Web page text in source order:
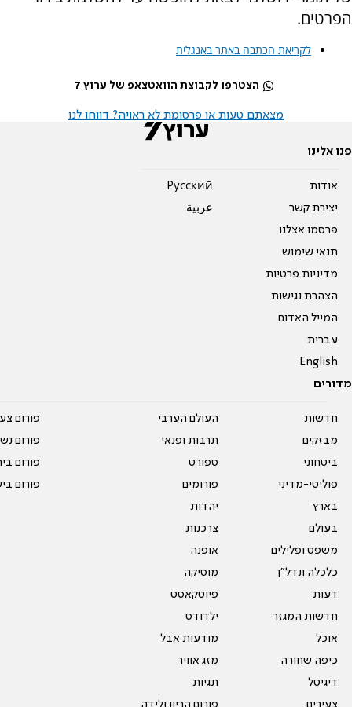
הפרטים.
לקריאת הכתבה באתר באנגלית
הצטרפו לקבוצת הוואטצאפ של ערוץ 7
מצאתם טעות או פרסומת לא ראויה? דווחו לנו
פנו אלינו
אודות
יצירת קשר
פרסמו אצלנו
תנאי שימוש
מדיניות פרטיות
הצהרת נגישות
המייל האדום
עברית
English
Pусский
عربية
מדורים
חדשות
מבזקים
ביטחוני
פוליטי-מדיני
בארץ
בעולם
משפט ופלילים
כלכלה ונדל"ן
דעות
חדשות המגזר
אוכל
כיפה שחורה
דיגיטל
צעירים
העולם הערבי
תרבות ופנאי
ספורט
פורומים
יהדות
צרכנות
אופנה
מוסיקה
פיוטקאסט
ילדודס
מודעות אבל
מזג אוויר
תגיות
פורום הריון ולידה
פורום
פורום
פורום
פורום